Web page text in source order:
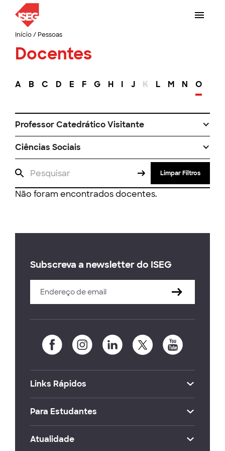
Início/ Pessoas
Docentes
A B C D E F G H I J K L M N O
Professor Catedrático Visitante
Ciências Sociais
Limpar Filtros
Não foram encontrados docentes.
Subscreva a newsletter do ISEG
Links Rápidos
Para Estudantes
Atualidade